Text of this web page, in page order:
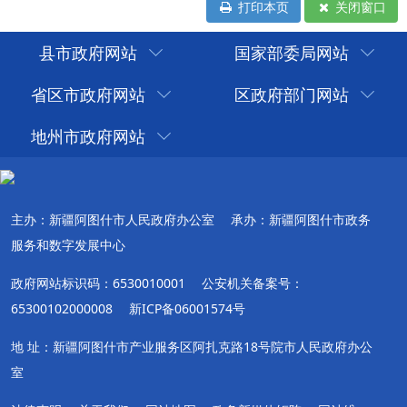
打印本页 关闭窗口
县市政府网站
国家部委局网站
省区市政府网站
区政府部门网站
地州市政府网站
主办：新疆阿图什市人民政府办公室
承办：新疆阿图什市政务
服务和数字发展中心
政府网站标识码：6530010001
公安机关备案号：
65300102000008
新ICP备06001574号
地 址：新疆阿图什市产业服务区阿扎克路18号院市人民政府办公
室